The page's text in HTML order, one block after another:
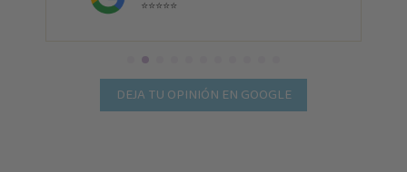
⭐⭐⭐⭐⭐
DEJA TU OPINIÓN EN GOOGLE